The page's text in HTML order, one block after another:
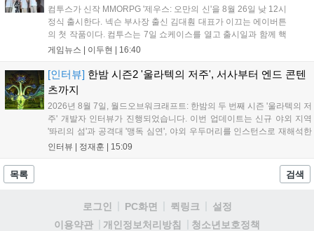
컴투스가 신작 MMORPG '제우스: 오만의 신'을 8월 26일 낮 12시
정식 출시한다. 넥슨 부사장 출신 김대훤 대표가 이끄는 에이버튼
의 첫 작품이다. 컴투스는 7일 쇼케이스를 열고 출시일과 함께 핵
심 콘텐츠, 유료화 정책, 운영 방향을 공개했다. 캐릭터명 선점은
의 오만으로 균열이...
게임뉴스 | 이두현 16:40
[인터뷰] 한밤 시즌2 '울라텍의 저주', 서사부터 엔드 콘텐
츠까지
2026년 8월 7일, 월드오브워크래프트: 한밤의 두 번째 시즌 '울라텍의 저
주' 개발자 인터뷰가 진행되었습니다. 이번 업데이트는 신규 야외 지역
'똬리의 섬'과 공격대 '맹독 심연', 야외 우두머리를 인스턴스로 재해석한
'소굴'을 포함합니다. 개발진은 하우징 시스템 개선 및 신화+ 던전 로테이
인터뷰 | 정재훈 15:09
목록 검색
로그인 PC화면 퀵링크
설정
이용약관
개인정보처리방침 청소년보호정책